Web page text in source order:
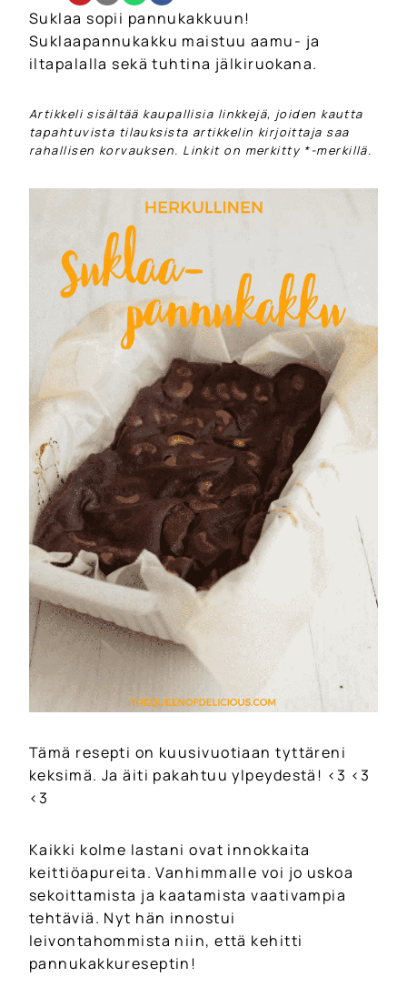
Suklaa sopii pannukakkuun!
Suklaapannukakku maistuu aamu- ja
iltapalalla sekä tuhtina jälkiruokana.
Artikkeli sisältää kaupallisia linkkejä, joiden kautta
tapahtuvista tilauksista artikkelin kirjoittaja saa
rahallisen korvauksen. Linkit on merkitty *-merkillä.
Tämä resepti on kuusivuotiaan tyttäreni
keksimä. Ja äiti pakahtuu ylpeydestä! <3 <3
<3
Kaikki kolme lastani ovat innokkaita
keittiöapureita. Vanhimmalle voi jo uskoa
sekoittamista ja kaatamista vaativampia
tehtäviä. Nyt hän innostui
leivontahommista niin, että kehitti
pannukakkureseptin!